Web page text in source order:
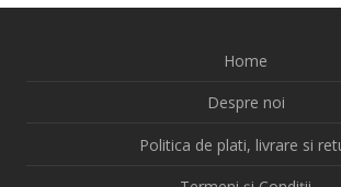
Home
Despre noi
Politica de plati, livrare si